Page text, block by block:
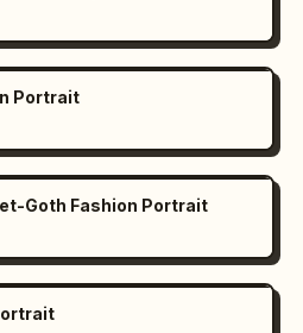
Portrait
Goth Fashion Portrait